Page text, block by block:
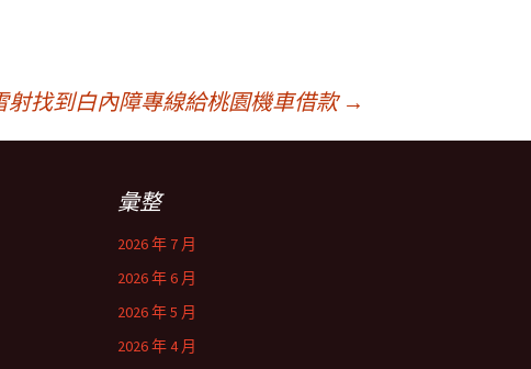
射找到白內障專線給桃園機車借款 →
彙整
2026 年 7 月
2026 年 6 月
2026 年 5 月
2026 年 4 月